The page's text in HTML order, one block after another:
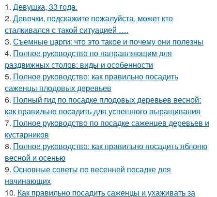
1. Девушка, 33 года.
2. Девочки, подскажите пожалуйста, может кто
сталкивался с такой ситуацией ….
3. Съемные царги: что это такое и почему они полезны
4. Полное руководство по направляющим для
раздвижных столов: виды и особенности
5. Полное руководство: как правильно посадить
саженцы плодовых деревьев
6. Полный гид по посадке плодовых деревьев весной:
как правильно посадить для успешного выращивания
7. Полное руководство по посадке саженцев деревьев и
кустарников
8. Полное руководство: как правильно посадить яблоню
весной и осенью
9. Основные советы по весенней посадке для
начинающих
10. Как правильно посадить саженцы и ухаживать за